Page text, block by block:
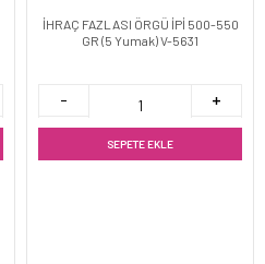
İHRAÇ FAZLASI ÖRGÜ İPİ 500-550
GR (5 Yumak) V-5631
SEPETE EKLE